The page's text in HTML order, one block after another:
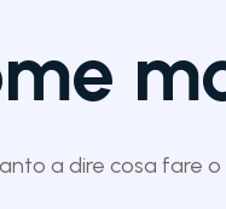
a dire cosa fare